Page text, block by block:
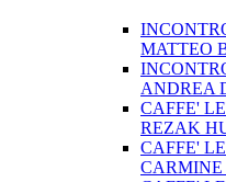
MATTEO
ANDREA
CAFFE'
REZAK
CAFFE'